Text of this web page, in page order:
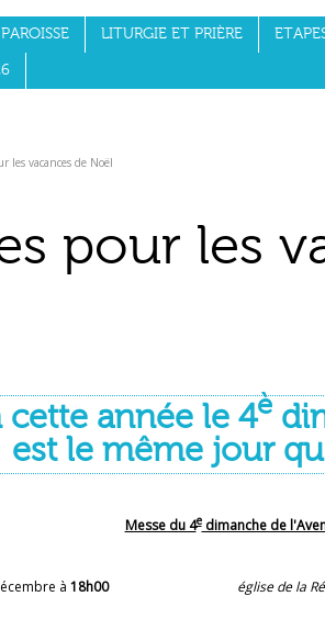
LITURGIE ET PRIÈRE
les vacances de Noël
pour les
année le 4è
est le même jour
Messe du 4edimanche de
à 18h00
église de la